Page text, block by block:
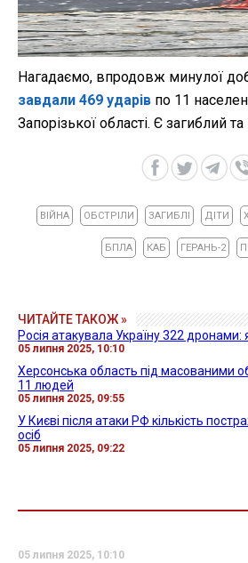
Нагадаємо, впродовж минулої
завдали 469 ударів по 11
Запорізької області. Є загиблий та
ВІЙНА ОБСТРІЛИ ЗАГИБЛІ ДІТИ
БПЛА КАБ ГЕРАНЬ-2
ЧИТАЙТЕ ТАКОЖ »
Росія атакувала Україну 322
05 липня 2025, 10:10
Херсонська область під масованими
11 людей
05 липня 2025, 09:55
У Києві після атаки РФ кількість
осіб
05 липня 2025, 09:22
05 липня 2025, 10:10